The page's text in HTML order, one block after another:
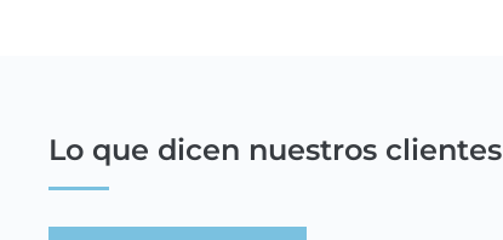
Lo que dicen nuestros clientes